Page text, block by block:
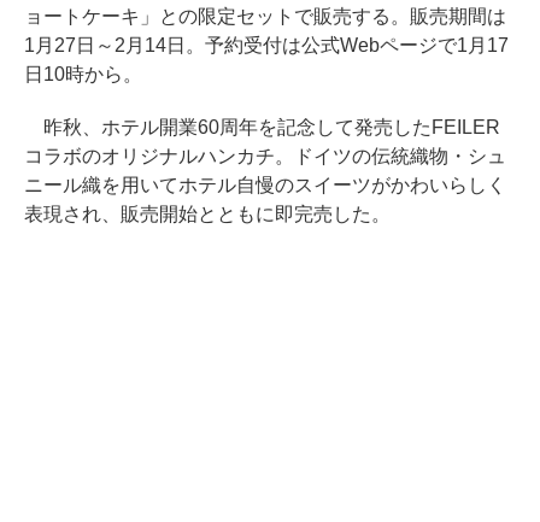
ョートケーキ」との限定セットで販売する。販売期間は
1月27日～2月14日。予約受付は公式Webページで1月17
日10時から。
昨秋、ホテル開業60周年を記念して発売したFEILER
コラボのオリジナルハンカチ。ドイツの伝統織物・シュ
ニール織を用いてホテル自慢のスイーツがかわいらしく
表現され、販売開始とともに即完売した。